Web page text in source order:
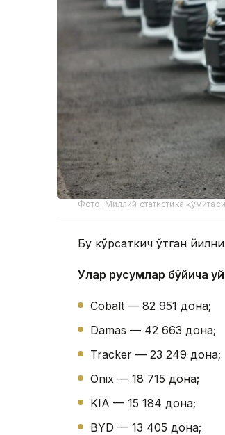
Фото: Миллий статистика қўмитаси
Бу кўрсаткич ўтган
Улар русумлар бўйича
Cobalt — 82 951 дона;
Damas — 42 663 дона;
Tracker — 23 249 дона;
Onix — 18 715 дона;
KIA — 15 184 дона;
BYD — 13 405 дона;